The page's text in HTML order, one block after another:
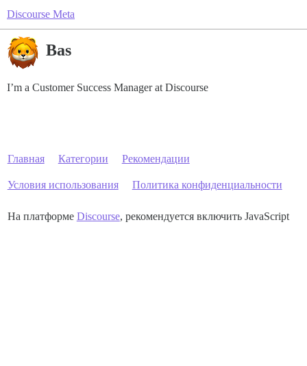
Discourse Meta
Bas
I’m a Customer Success Manager at Discourse
Главная Категории Рекомендации
Условия использования Политика конфиденциальности
На платформе Discourse, рекомендуется включить JavaScript